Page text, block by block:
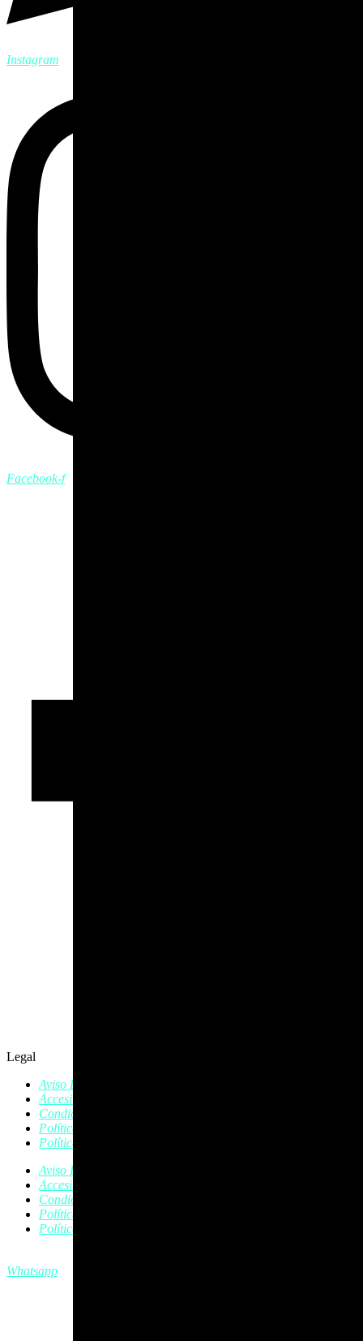
Instagram
Facebook-f
Legal
Aviso Legal
Accesibilidad
Condiciones de Compra
Política de Cookies
Política de Privacidad
Aviso Legal
Accesibilidad
Condiciones de Compra
Política de Cookies
Política de Privacidad
Whatsapp